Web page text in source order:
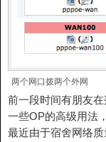
两个网口拨两个外网
前一段时间有朋友
一些OP的高级用法
最近由于宿舍网络